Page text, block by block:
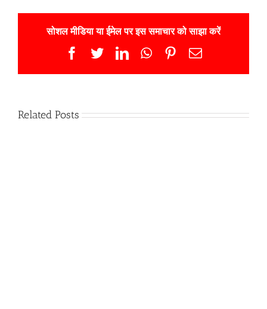
सोशल मीडिया या ईमेल पर इस समाचार को साझा करें
Facebook
TwitterLinkedInWhatsApp
Pinterest
Email
Related Posts